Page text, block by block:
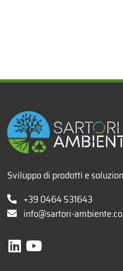
x
Sviluppo di prodotti e
+39 0464 531643
info@sartori-